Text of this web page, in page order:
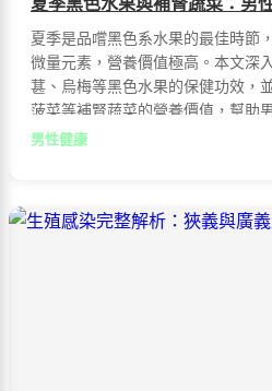
夏季黑色水果與補腎蔬菜：男
夏季是品嚐黑色系水果的最佳時節
微量元素，營養價值極高。本文深
葚、烏梅等黑色水果的保健功效，
菠菜等補腎蔬菜的營養價值，幫助
提升免疫力。
男性健康